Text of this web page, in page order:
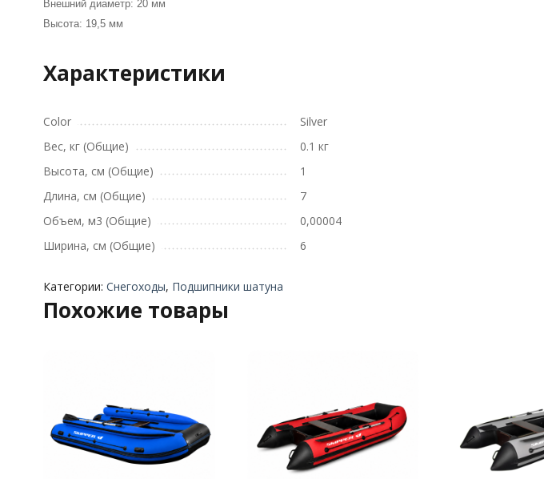
Внешний диаметр: 20 мм
Высота: 19,5 мм
Характеристики
Color
Silver
Вес, кг (Общие)
0.1 кг
Высота, см (Общие)
1
Длина, см (Общие)
7
Объем, м3 (Общие)
0,00004
Ширина, см (Общие)
6
Категории: Снегоходы, Подшипники шатуна
Похожие товары